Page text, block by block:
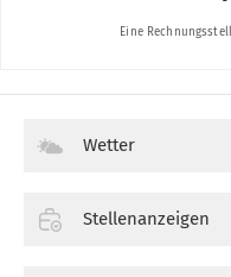
Wetter
Stellenanzeigen